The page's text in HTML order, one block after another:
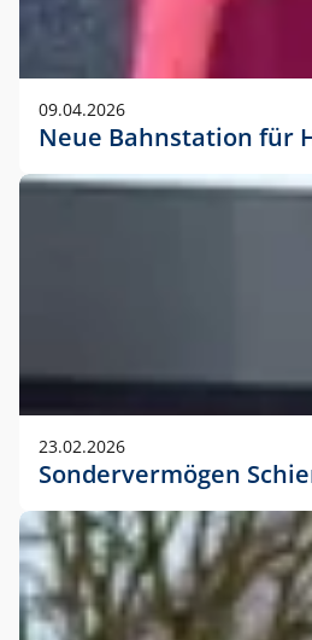
09.04.2026
Neue Bahnstation für
23.02.2026
Sondervermögen